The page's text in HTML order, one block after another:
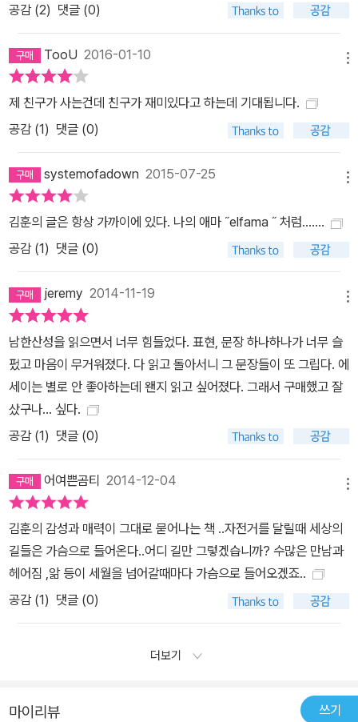
공감 (2) 댓글 (0)
TooU 2016-01-10
제 친구가 사는건데 친구가 재미있다고 하는데 기대됩니다.
공감 (1) 댓글 (0)
systemofadown 2015-07-25
김훈의 글은 항상 가까이에 있다. 나의 애마 ˝elfama ˝ 처럼.......
공감 (1) 댓글 (0)
jeremy 2014-11-19
남한산성을 읽으면서 너무 힘들었다. 표현, 문장 하나하나가 너무 슬
펐고 마음이 무거워졌다. 다 읽고 돌아서니 그 문장들이 또 그립다. 에
세이는 별로 안 좋아하는데 왠지 읽고 싶어졌다. 그래서 구매했고 잘
샀구나... 싶다.
공감 (1) 댓글 (0)
어여쁜곰티 2014-12-04
김훈의 감성과 매력이 그대로 묻어나는 책 ..자전거를 달릴때 세상의
길들은 가슴으로 들어온다..어디 길만 그렇겠습니까? 수많은 만남과
헤어짐 ,앎 등이 세월을 넘어갈때마다 가슴으로 들어오겠죠..
공감 (1) 댓글 (0)
더보기
마이리뷰 쓰기